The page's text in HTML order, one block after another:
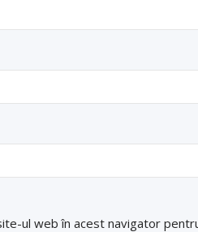
ul web în acest navigator